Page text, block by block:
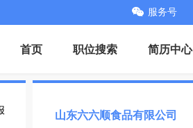
服务号
首页 职位搜索 简历中心
山东六六顺食品有限公司